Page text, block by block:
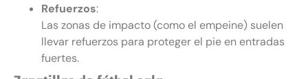
Refuerzos:
Las zonas de impacto (como el empeine) suelen
llevar refuerzos para proteger el pie en entradas
fuertes.